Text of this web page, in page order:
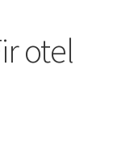
otel